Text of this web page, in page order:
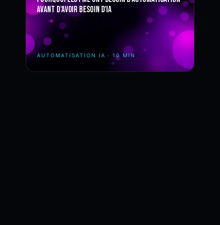
avant d'avoir besoin d'IA
AUTOMATISATION IA ·10 MIN